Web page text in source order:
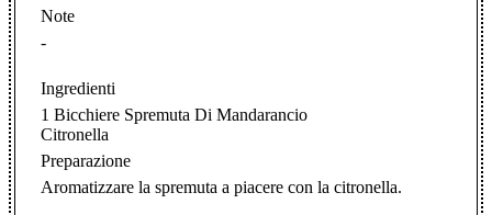
Note
-
Ingredienti
1 Bicchiere Spremuta Di Mandarancio
Citronella
Preparazione
Aromatizzare la spremuta a piacere con la citronella.